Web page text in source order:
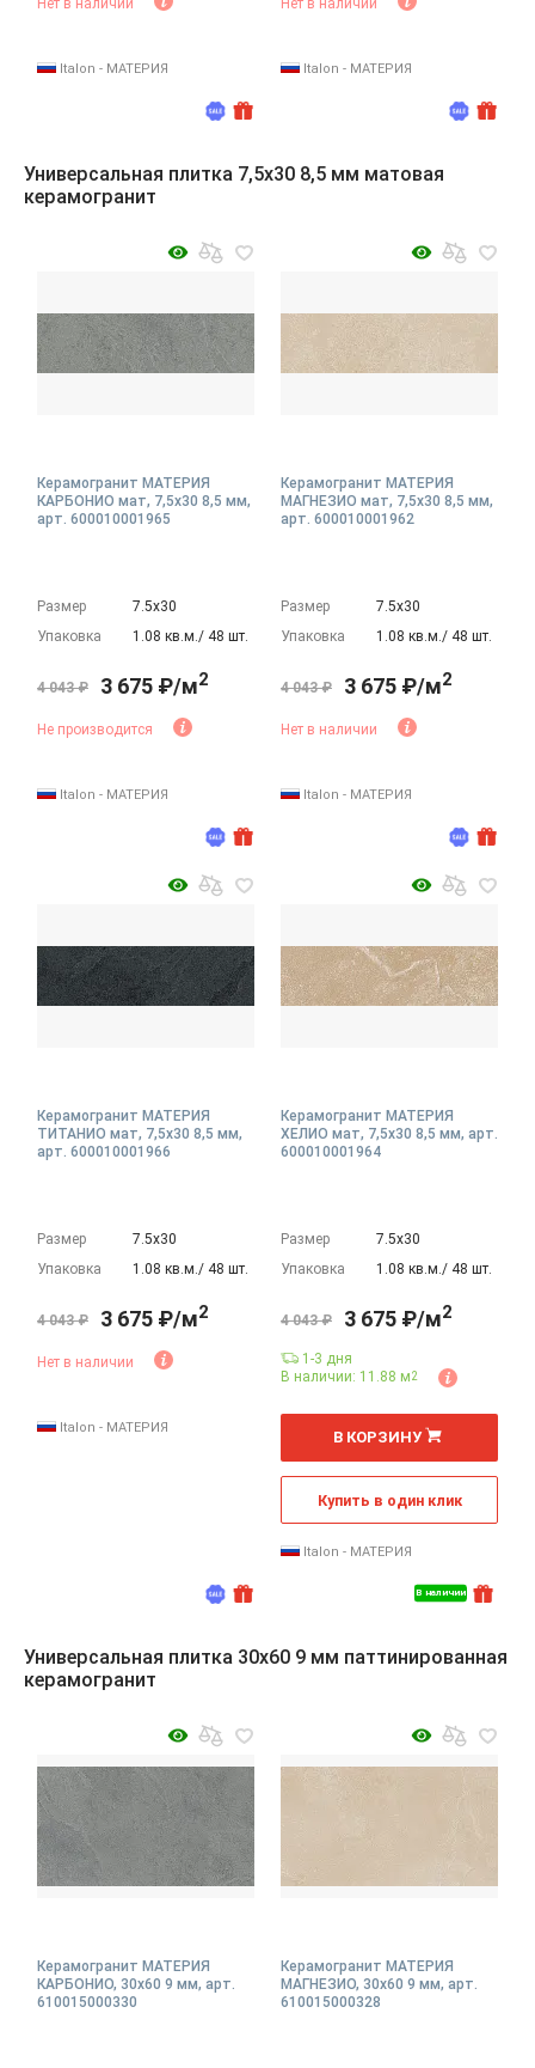
Нет в наличии
Italon - МАТЕРИЯ
Нет в наличии
Italon - МАТЕРИЯ
Универсальная плитка 7,5x30 8,5 мм матовая
керамогранит
Керамогранит МАТЕРИЯ
КАРБОНИО мат, 7,5x30 8,5 мм,
арт. 600010001965
Размер
7.5х30
Упаковка
1.08 кв.м./ 48 шт.
4 043 ₽ 3 675 ₽/м2
Не производится
Italon - МАТЕРИЯ
Керамогранит МАТЕРИЯ
МАГНЕЗИО мат, 7,5x30 8,5 мм,
арт. 600010001962
Размер
7.5х30
Упаковка
1.08 кв.м./ 48 шт.
4 043 ₽ 3 675 ₽/м2
Нет в наличии
Italon - МАТЕРИЯ
Керамогранит МАТЕРИЯ
ТИТАНИО мат, 7,5x30 8,5 мм,
арт. 600010001966
Размер
7.5х30
Упаковка
1.08 кв.м./ 48 шт.
4 043 ₽ 3 675 ₽/м2
Нет в наличии
Italon - МАТЕРИЯ
Керамогранит МАТЕРИЯ
ХЕЛИО мат, 7,5x30 8,5 мм, арт.
600010001964
Размер
7.5х30
Упаковка
1.08 кв.м./ 48 шт.
В наличии
4 043 ₽ 3 675 ₽/м2
1-3 дня
В наличии: 11.88 м2
м
В КОРЗИНУ
Купить в один клик
Italon - МАТЕРИЯ
Универсальная плитка 30x60 9 мм паттинированная
керамогранит
Керамогранит МАТЕРИЯ
КАРБОНИО, 30x60 9 мм, арт.
610015000330
Керамогранит МАТЕРИЯ
МАГНЕЗИО, 30x60 9 мм, арт.
610015000328